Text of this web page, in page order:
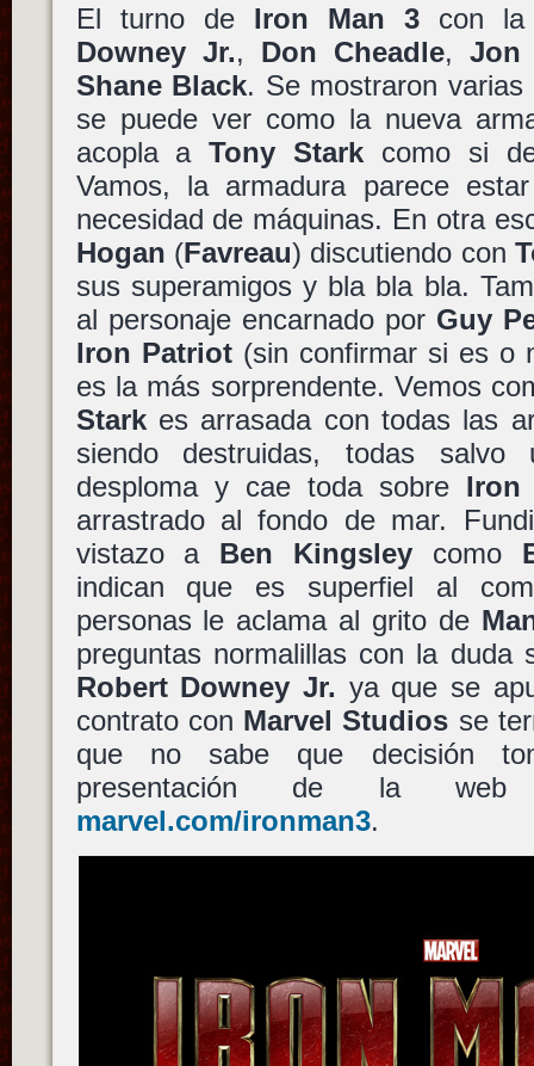
El turno de Iron Man 3con la
Downey Jr., Don Cheadle, Jon
Shane Black. Se mostraron
se puede ver como la nueva
acopla aTony Stark como si
Vamos, la armadura parece
necesidad de máquinas. En otra
Hogan (Favreau) discutiendo con
sus superamigos y bla bla bla.
al personaje encarnado por Guy
Iron Patriot(sin confirmar si es o
es la más sorprendente. Vemos
Starkes arrasada con todas las
siendo destruidas, todas
desploma y cae toda sobre Iron
arrastrado al fondo de mar.
vistazo a Ben Kingsley como
indican que es superfiel al
personas le aclama al grito de
preguntas normalillas con la duda
Robert Downey Jr. ya que se
contrato con Marvel Studios se
que no sabe que decisión
presentación de la
marvel.com/ironman3.